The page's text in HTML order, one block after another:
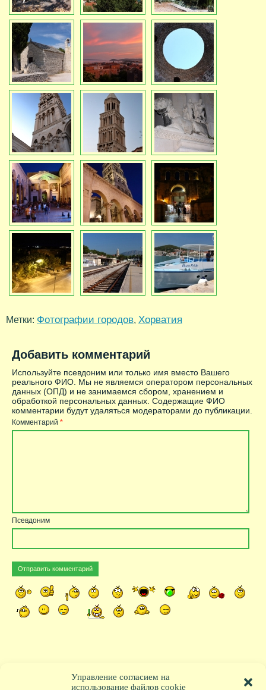
Управление согласием на
использование файлов cookie
Метки: Фотографии городов, Хорватия
Добавить комментарий
Используйте псевдоним или только имя вместо Вашего
реального ФИО. Мы не являемся оператором персональных
данных (ОПД) и не занимаемся сбором, хранением и
обработкой персональных данных. Содержащие ФИО
комментарии будут удаляться модераторами до публикации.
Комментарий *
Псевдоним